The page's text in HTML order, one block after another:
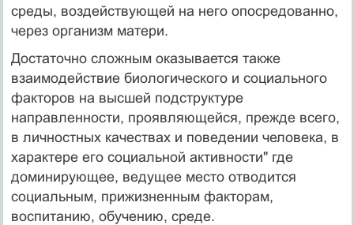
среды, воздействующей на него опосредованно,
через организм матери.
Достаточно сложным оказывается также
взаимодействие биологического и социального
факторов на высшей подструктуре
направленности, проявляющейся, прежде всего,
в личностных качествах и поведении человека, в
характере его социальной активности" где
доминирующее, ведущее место отводится
социальным, прижизненным факторам,
воспитанию, обучению, среде.